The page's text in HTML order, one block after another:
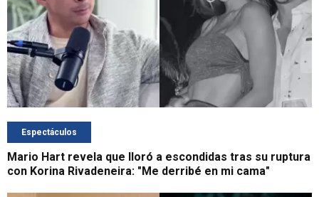
Espectáculos
Mario Hart revela que lloró a escondidas tras su ruptura
con Korina Rivadeneira: "Me derribé en mi cama"